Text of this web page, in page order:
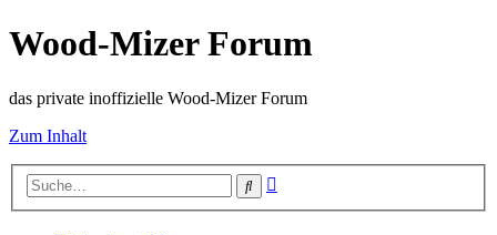
Wood-Mizer Forum
das private inoffizielle Wood-Mizer Forum
Zum Inhalt
Suche